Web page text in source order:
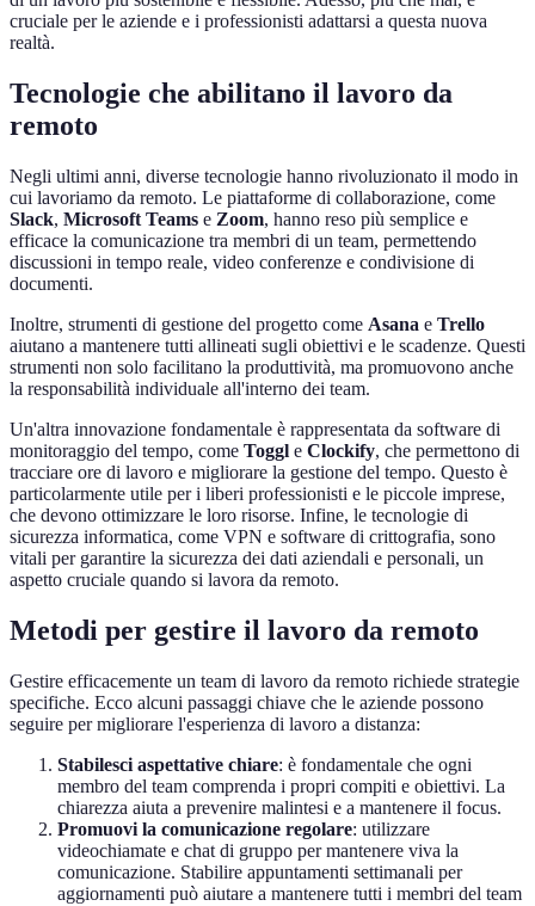
cruciale per le aziende e i professionisti adattarsi a questa nuova
realtà.
Tecnologie che abilitano il lavoro da
remoto
Negli ultimi anni, diverse tecnologie hanno rivoluzionato il modo in
cui lavoriamo da remoto. Le piattaforme di collaborazione, come
Slack, Microsoft Teams e Zoom, hanno reso più semplice e
efficace la comunicazione tra membri di un team, permettendo
discussioni in tempo reale, video conferenze e condivisione di
documenti.
Inoltre, strumenti di gestione del progetto come Asana e Trello
aiutano a mantenere tutti allineati sugli obiettivi e le scadenze. Questi
strumenti non solo facilitano la produttività, ma promuovono anche
la responsabilità individuale all'interno dei team.
Un'altra innovazione fondamentale è rappresentata da software di
monitoraggio del tempo, come Toggl e Clockify, che permettono di
tracciare ore di lavoro e migliorare la gestione del tempo. Questo è
particolarmente utile per i liberi professionisti e le piccole imprese,
che devono ottimizzare le loro risorse. Infine, le tecnologie di
sicurezza informatica, come VPN e software di crittografia, sono
vitali per garantire la sicurezza dei dati aziendali e personali, un
aspetto cruciale quando si lavora da remoto.
Metodi per gestire il lavoro da remoto
Gestire efficacemente un team di lavoro da remoto richiede strategie
specifiche. Ecco alcuni passaggi chiave che le aziende possono
seguire per migliorare l'esperienza di lavoro a distanza:
Stabilesci aspettative chiare: è fondamentale che ogni
membro del team comprenda i propri compiti e obiettivi. La
chiarezza aiuta a prevenire malintesi e a mantenere il focus.
Promuovi la comunicazione regolare: utilizzare
videochiamate e chat di gruppo per mantenere viva la
comunicazione. Stabilire appuntamenti settimanali per
aggiornamenti può aiutare a mantenere tutti i membri del team